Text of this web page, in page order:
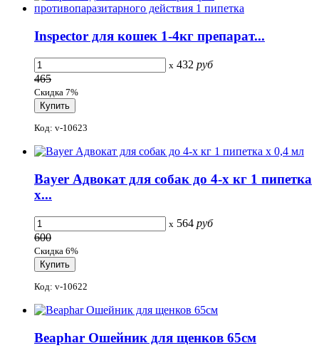
Inspector для кошек 1-4кг препарат...
x 432 руб
465
Скидка 7%
Код: v-10623
Bayer Адвокат для собак до 4-х кг 1 пипетка
х...
x 564 руб
600
Скидка 6%
Код: v-10622
Beaphar Ошейник для щенков 65см